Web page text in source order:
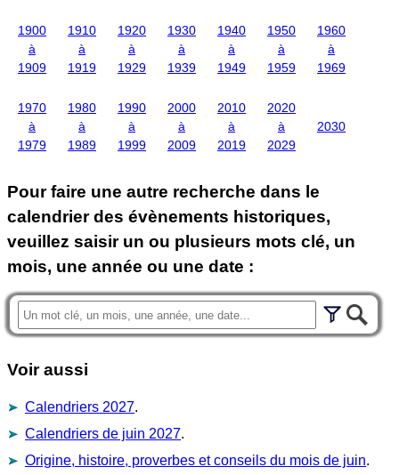
1900
à
1909
1910
à
1919
1920
à
1929
1930
à
1939
1940
à
1949
1950
à
1959
1960
à
1969
1970
à
1979
1980
à
1989
1990
à
1999
2000
à
2009
2010
à
2019
2020
à
2029
2030
Pour faire une autre recherche dans le
calendrier des évènements historiques,
veuillez saisir un ou plusieurs mots clé, un
mois, une année ou une date :
Voir aussi
Calendriers 2027.
Calendriers de juin 2027.
Origine, histoire, proverbes et conseils du mois de juin.